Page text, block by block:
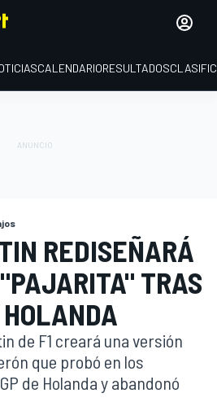
CALENDARIORESULTADOS
REDISEÑARÁ
TRAS
de F1 creará una versión
que probó en los
de Holanda y abandonó